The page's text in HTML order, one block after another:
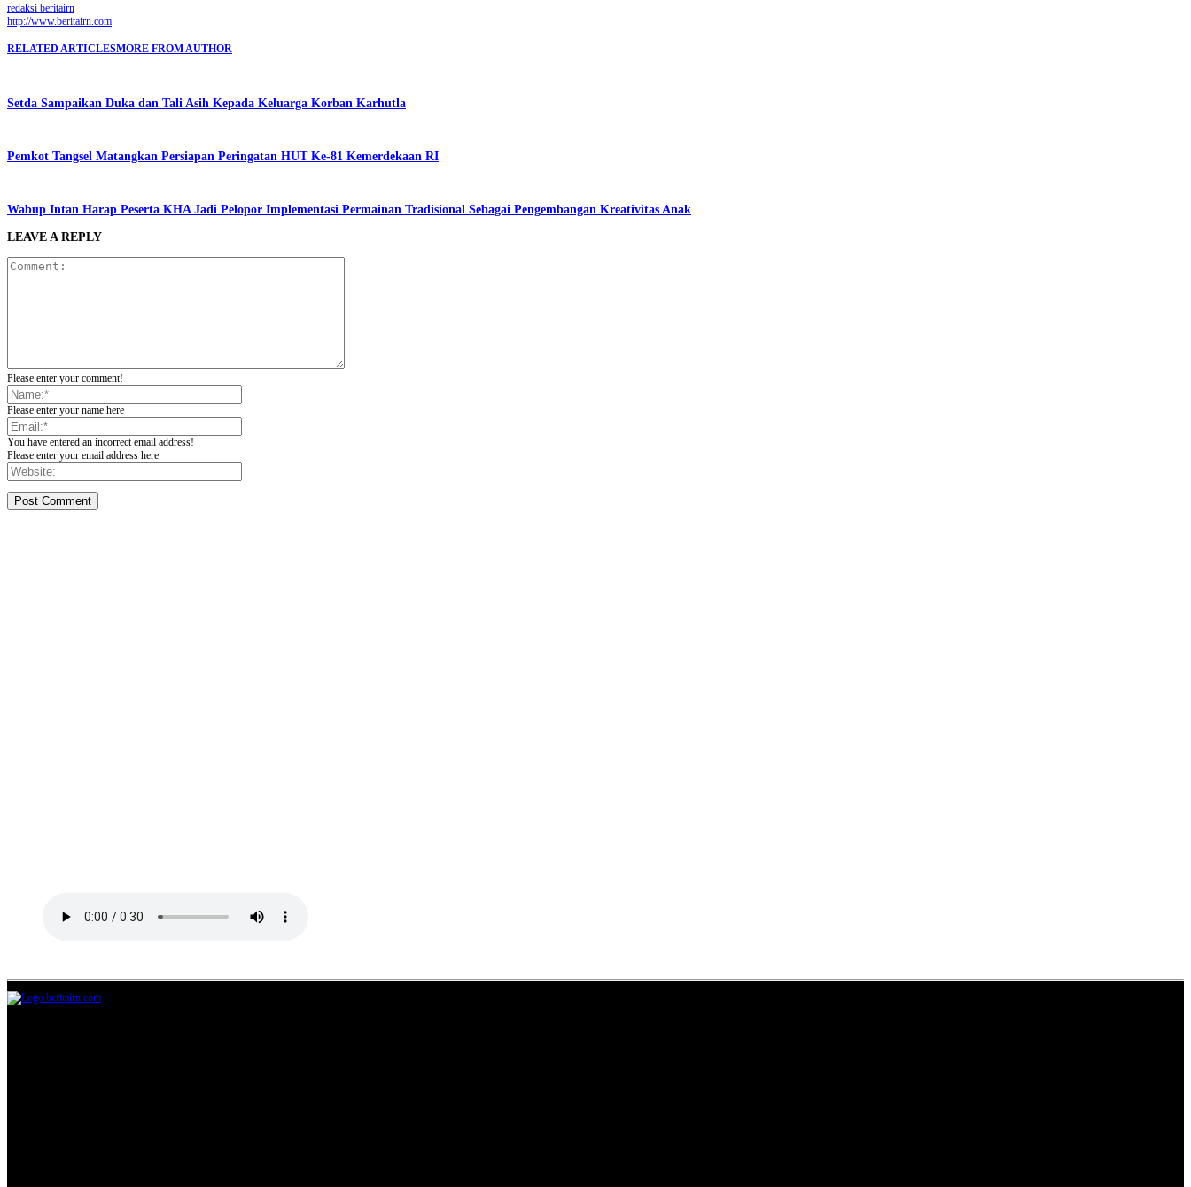
redaksi beritairn
http://www.beritairn.com
RELATED ARTICLESMORE FROM AUTHOR
Setda Sampaikan Duka dan Tali Asih Kepada Keluarga Korban Karhutla
Pemkot Tangsel Matangkan Persiapan Peringatan HUT Ke-81 Kemerdekaan RI
Wabup Intan Harap Peserta KHA Jadi Pelopor Implementasi Permainan Tradisional Sebagai Pengembangan Kreativitas Anak
LEAVE A REPLY
Please enter your comment!
Please enter your name here
You have entered an incorrect email address!
Please enter your email address here